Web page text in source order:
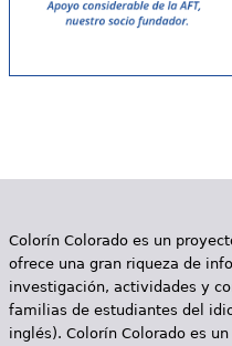
Colorín Colorado es un
ofrece una gran riqueza de
investigación, actividades y
familias de estudiantes del
inglés). Colorín Colorado es